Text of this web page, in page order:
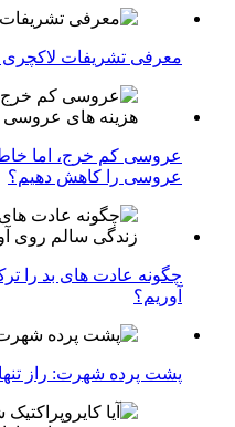
معرفی تشریفات لاکچری
عروسی کم خرج، اما
عروسی را کاهش دهیم؟
چگونه عادت‌ های بد را
آوریم؟
پشت پرده شهرت: راز